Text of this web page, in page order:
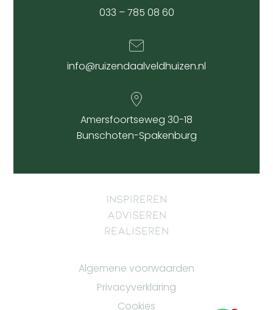
033 – 785 08 60
info@ruizendaalveldhuizen.nl
Amersfoortseweg 30-18
Bunschoten-Spakenburg
Inspireren
Adviseren
Realiseren
Algemene voorwaarden
Privacyverklaring
Cookies